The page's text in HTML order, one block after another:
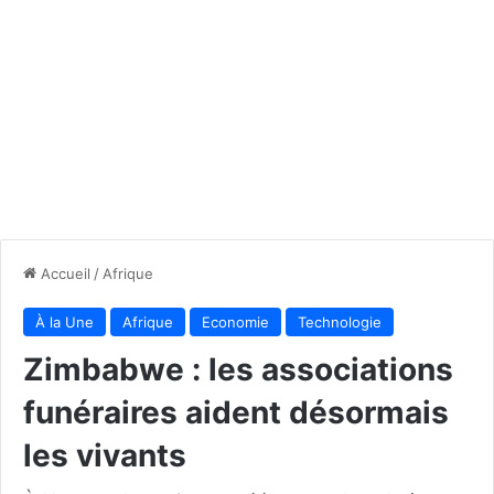
Accueil / Afrique
À la Une Afrique Economie Technologie
Zimbabwe : les associations
funéraires aident désormais
les vivants